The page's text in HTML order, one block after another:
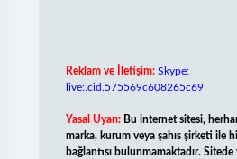
Reklam ve İletişim: Skype:
live:.cid.575569c608265c69
Yasal Uyarı: Bu internet sitesi,
marka, kurum veya şahıs şirketi ile
bağlantısı bulunmamaktadır. Sitede